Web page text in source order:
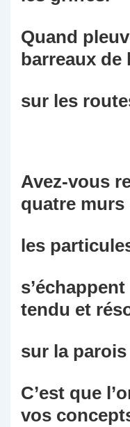
Quand
barreaux de
sur les
Avez-vous
quatre murs
les
tendu et
sur la parois
C’est que
vos